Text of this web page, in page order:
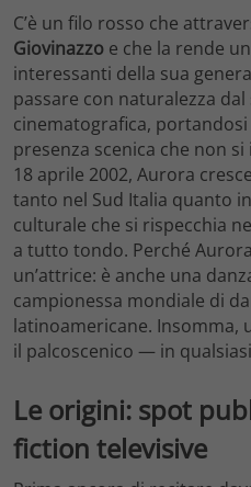
C’è un filo rosso che
Giovinazzo e che la rende
interessanti della sua
passare con naturalezza
cinematografica,
presenza scenica che non
18 aprile 2002, Aurora
tanto nel Sud Italia quanto
culturale che si rispecchia
a tutto tondo. Perché
un’attrice: è anche una
campionessa mondiale di
latinoamericane. Insomma,
il palcoscenico — in
Le origini: spot
fiction televisive